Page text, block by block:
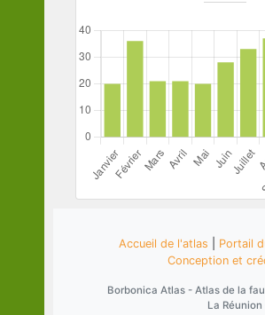
Accueil de l'atlas Portail
Conception et
Borbonica Atlas - Atlas de la
La